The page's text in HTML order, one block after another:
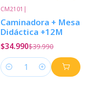
CM2101 |
Caminadora + Mesa
Didáctica +12M
$34.990$39.990
Cantidad